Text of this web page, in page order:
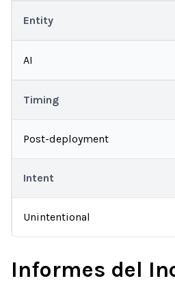
Entity
AI
Timing
Post-deployment
Intent
Unintentional
Informes del